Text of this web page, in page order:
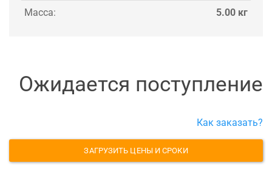
Масса: 5.00 кг
Ожидается поступление
Как заказать?
ЗАГРУЗИТЬ ЦЕНЫ И СРОКИ